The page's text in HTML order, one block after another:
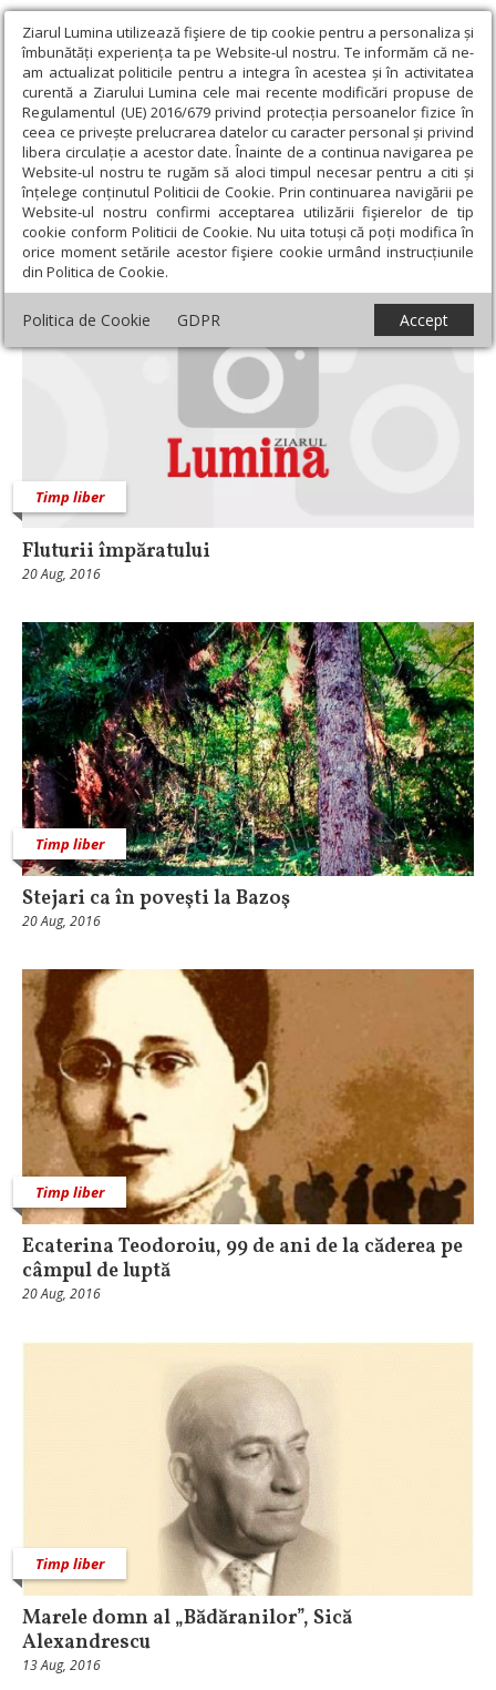
Ziarul Lumina utilizează fişiere de tip cookie pentru a personaliza și
îmbunătăți experiența ta pe Website-ul nostru. Te informăm că ne-
am actualizat politicile pentru a integra în acestea și în activitatea
curentă a Ziarului Lumina cele mai recente modificări propuse de
Regulamentul (UE) 2016/679 privind protecția persoanelor fizice în
ceea ce privește prelucrarea datelor cu caracter personal și privind
libera circulație a acestor date. Înainte de a continua navigarea pe
Website-ul nostru te rugăm să aloci timpul necesar pentru a citi și
înțelege conținutul Politicii de Cookie. Prin continuarea navigării pe
Website-ul nostru confirmi acceptarea utilizării fişierelor de tip
cookie conform Politicii de Cookie. Nu uita totuși că poți modifica în
orice moment setările acestor fişiere cookie urmând instrucțiunile
din Politica de Cookie.
Politica de Cookie GDPR Accept
Ziarul Lumina › Societate › Timp liber
Timp liber
Timp liber
Fluturii împăratului
20 Aug, 2016
Timp liber
Stejari ca în poveşti la Bazoş
20 Aug, 2016
Timp liber
Ecaterina Teodoroiu, 99 de ani de la căderea pe
câmpul de luptă
20 Aug, 2016
Timp liber
Marele domn al „Bădăranilor”, Sică
Alexandrescu
13 Aug, 2016